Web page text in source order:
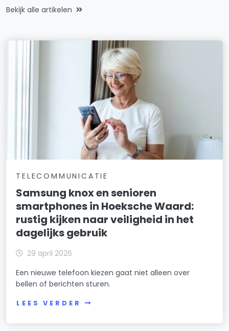
Bekijk alle artikelen
TELECOMMUNICATIE
Samsung knox en senioren
smartphones in Hoeksche Waard:
rustig kijken naar veiligheid in het
dagelijks gebruik
29 april 2026
Een nieuwe telefoon kiezen gaat niet alleen over
bellen of berichten sturen.
LEES VERDER